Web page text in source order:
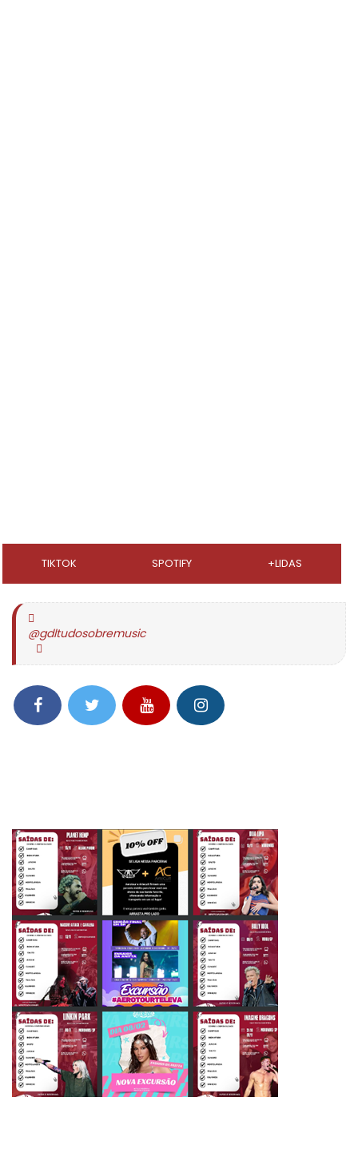
TIKTOK SPOTIFY +LIDAS
@gdltudosobremusic